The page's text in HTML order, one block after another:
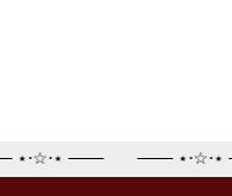
─── ⋆⋅☆⋅⋆ ─── ENVÍO